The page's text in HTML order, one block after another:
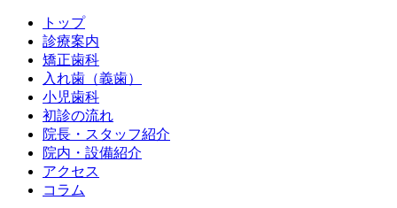
トップ
診療案内
矯正歯科
入れ歯（義歯）
小児歯科
初診の流れ
院長・スタッフ紹介
院内・設備紹介
アクセス
コラム